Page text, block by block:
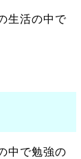
生活の中で
中で勉強の